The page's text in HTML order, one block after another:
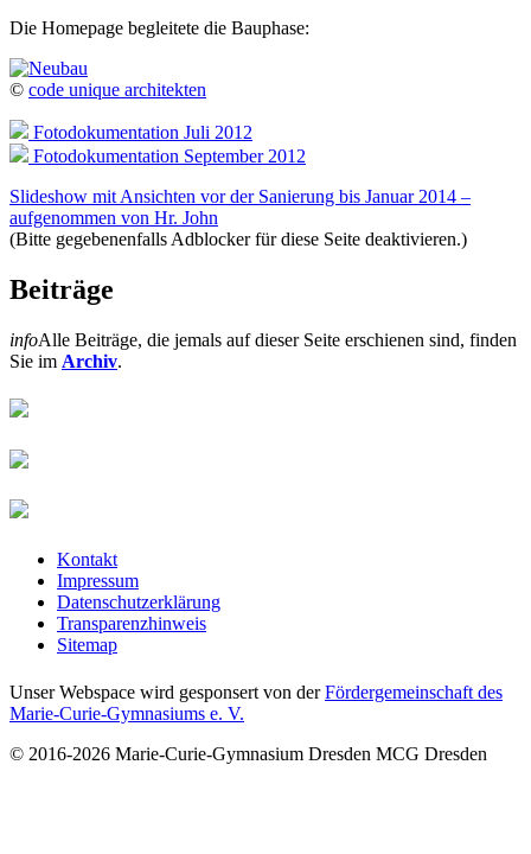
Die Homepage begleitete die Bauphase:
© code unique architekten
Fotodokumentation Juli 2012
Fotodokumentation September 2012
Slideshow mit Ansichten vor der Sanierung bis Januar 2014 –
aufgenommen von Hr. John
(Bitte gegebenenfalls Adblocker für diese Seite deaktivieren.)
Beiträge
infoAlle Beiträge, die jemals auf dieser Seite erschienen sind, finden
Sie im Archiv.
Kontakt
Impressum
Datenschutzerklärung
Transparenzhinweis
Sitemap
Unser Webspace wird gesponsert von derFördergemeinschaft des
Marie-Curie-Gymnasiums e. V.
© 2016-2026 Marie-Curie-Gymnasium Dresden MCG Dresden